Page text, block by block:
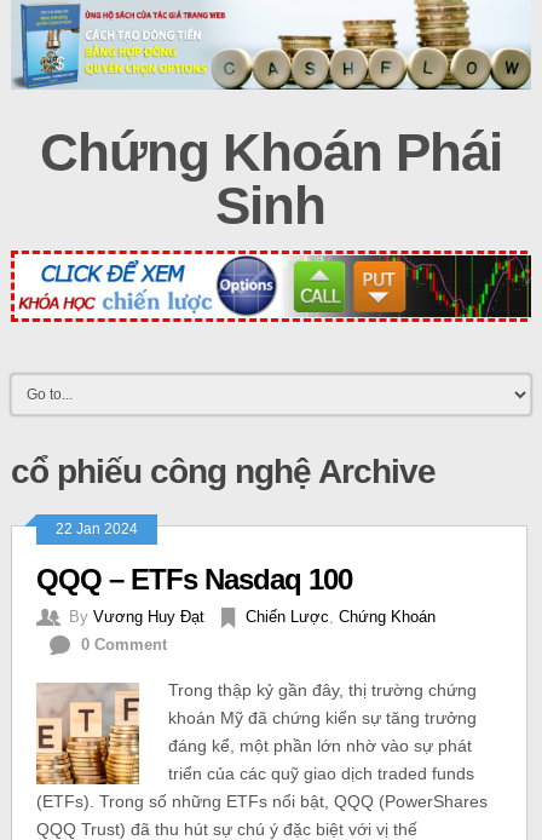
Chứng Khoán Phái
Sinh
cổ phiếu công nghệ Archive
22 Jan 2024
QQQ – ETFs Nasdaq 100
By Vương Huy Đạt Chiến Lược Chứng Khoán
0 Comment
Trong thập kỷ gần đây, thị trường chứng
khoán Mỹ đã chứng kiến sự tăng trưởng
đáng kể, một phần lớn nhờ vào sự phát
triển của các quỹ giao dịch traded funds
(ETFs). Trong số những ETFs nổi bật, QQQ (PowerShares
QQQ Trust) đã thu hút sự chú ý đặc biệt với vị thế